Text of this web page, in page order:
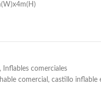
,
Inflables comerciales
comercial , castillo inflable